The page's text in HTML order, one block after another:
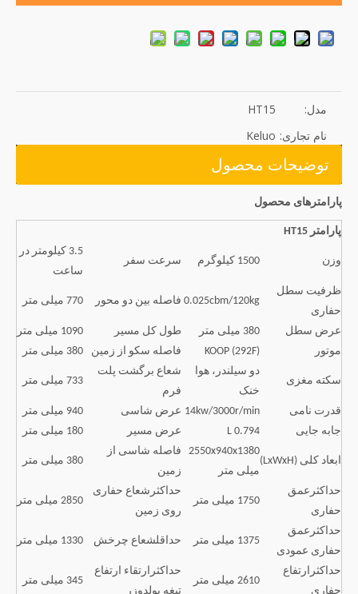
مدل:
HT15
نام تجاری: Keluo
توضیحات محصول
پارامترهای محصول
پارامتر HT15
وزن 1500 کیلوگرم سرعت سفر
3.5 کیلومتر در
ساعت
ظرفیت سطل
حفاری
0.025cbm/120kg فاصله بین دو محور 770 میلی متر
عرض سطل 380 میلی متر طول کل مسیر
1090 میلی متر
موتور
KOOP (292F) فاصله سکو از زمین 380 میلی متر
سکته مغزی
دو سیلندر، هوا
خنک
شعاع برگشت پلت
فرم
733 میلی متر
قدرت نامی 14kw/3000r/min عرض شاسی
940 میلی متر
جابه جایی
0.794 L عرض مسیر 180 میلی متر
ابعاد کلی (LxWxH)
2550x940x1380
میلی متر
فاصله شاسی از
زمین
380 میلی متر
حداکثرعمق
حفاری
1750 میلی متر
حداکثرشعاع حفاری
روی زمین
2850 میلی متر
حداکثرعمق
حفاری عمودی
1375 میلی متر حداقلشعاع چرخش 1330 میلی متر
حداکثرارتفاع
حفاری
2610 میلی متر
حداکثرارتقاء ارتفاع
تیغه بولدوزر
345 میلی متر